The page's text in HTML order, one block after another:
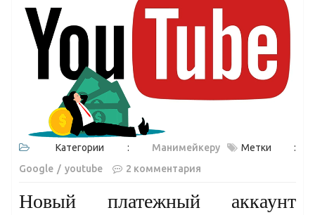
Категории : Манимейкеру
Метки :
Google
youtube 2 комментария
Новый платежный аккаунт